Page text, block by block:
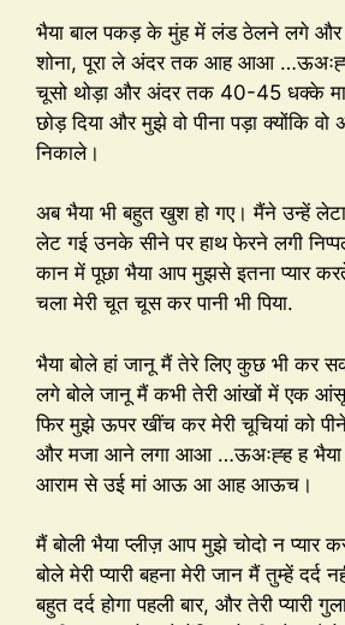
भैया बाल पकड़ के मुंह में लंड ठेलने लगे
शोना, पूरा ले अंदर तक आह आआ
चूसो थोड़ा और अंदर तक 40-45 धक्के
छोड़ दिया और मुझे वो पीना पड़ा क्योंकि वो
निकाले।
अब भैया भी बहुत खुश हो गए। मैंने उन्हें
लेट गई उनके सीने पर हाथ फेरने लगी
कान में पूछा भैया आप मुझसे इतना प्यार
चला मेरी चूत चूस कर पानी भी पिया.
भैया बोले हां जानू मैं तेरे लिए कुछ भी कर
लगे बोले जानू मैं कभी तेरी आंखों में एक
फिर मुझे ऊपर खींच कर मेरी चूचियां को
और मजा आने लगा आआ …ऊअःह्ह ह भैया
आराम से उई मां आऊ आ आह आऊच।
मैं बोली भैया प्लीज़ आप मुझे चोदो न प्यार
बोले मेरी प्यारी बहना मेरी जान मैं तुम्हें दर्द
बहुत दर्द होगा पहली बार, और तेरी प्यारी